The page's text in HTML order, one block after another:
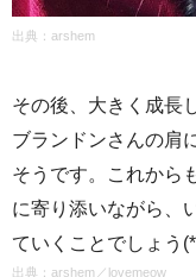
出典：arshem
その後、大きく成長
ブランドンさんの肩
そうです。これから
に寄り添いながら、
ていくことでしょう
出典： arshem ／ lovemeow